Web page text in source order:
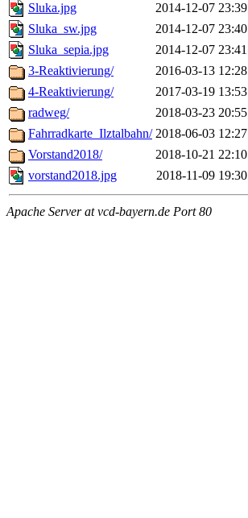
Sluka.jpg
2014-12-07 23:39
Sluka_sw.jpg
2014-12-07 23:40
Sluka_sepia.jpg
2014-12-07 23:41
3-Reaktivierung/
2016-03-13 12:28
4-Reaktivierung/
2017-03-19 13:53
radweg/
2018-03-23 20:55
Fahrradkarte_Ilztalbahn/ 2018-06-03 12:27
Vorstand2018/
2018-10-21 22:10
vorstand2018.jpg
2018-11-09 19:30
Apache Server at vcd-bayern.de Port 80